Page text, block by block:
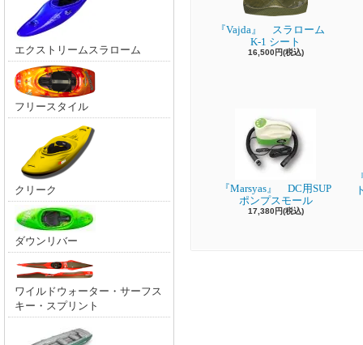
エクストリームスラローム
フリースタイル
クリーク
ダウンリバー
ワイルドウォーター・サーフス
キー・スプリント
『Vajda』 スラローム
K-1 シート
16,500円(税込)
『Marsyas』 DC用SUP
ポンプスモール
17,380円(税込)